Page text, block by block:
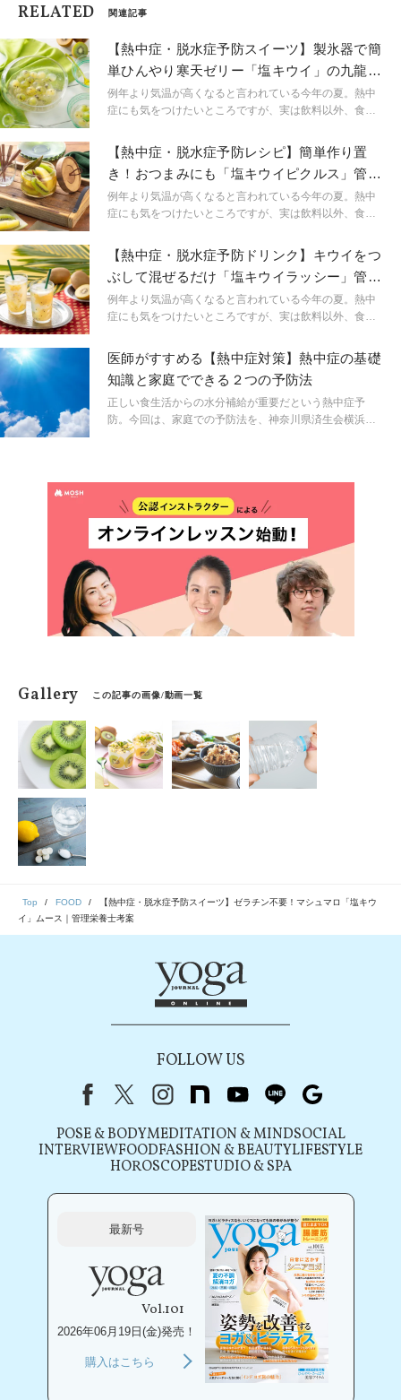
RELATED 関連記事
【熱中症・脱水症予防スイーツ】製氷器で簡
単ひんやり寒天ゼリー「塩キウイ」の九龍球
｜管理栄養士考案
例年より気温が高くなると言われている今年の夏。熱中
症にも気をつけたいところですが、実は飲料以外、食事
スプリ・プレスセミナーから、管理栄養士、菓子・料理
研究家のShie先生に、水分補給を意識したヘルシーな“塩
キウイ”レシピを教えていただきました。今年のキウイは
大玉が多く、甘くて食べ応えたっぷり！子どもと一緒に
簡単に作れる塩キウイレシピで猛暑を乗り切って。
【熱中症・脱水症予防レシピ】簡単作り置
き！おつまみにも「塩キウイピクルス」管理
栄養士考案
例年より気温が高くなると言われている今年の夏。熱中
症にも気をつけたいところですが、実は飲料以外、食事
スプリ・プレスセミナーから、管理栄養士、菓子・料理
研究家のShie先生に、水分補給を意識したヘルシーな“塩
キウイ”レシピを教えていただきました。今年のキウイは
大玉が多く、甘くて食べ応えたっぷり！簡単に作れる塩
キウイレシピで猛暑を乗り切って。
【熱中症・脱水症予防ドリンク】キウイをつ
ぶして混ぜるだけ「塩キウイラッシー」管理
栄養士考案
例年より気温が高くなると言われている今年の夏。熱中
症にも気をつけたいところですが、実は飲料以外、食事
スプリ・プレスセミナーから、管理栄養士、菓子・料理
研究家のShie先生に、水分補給を意識したヘルシーな“塩
キウイ”レシピを教えていただきました。今年のキウイは
大玉が多く、甘くて食べ応えたっぷり！子どもと一緒に
簡単に作れる塩キウイレシピで猛暑を乗り切って。
医師がすすめる【熱中症対策】熱中症の基礎
知識と家庭でできる２つの予防法
正しい食生活からの水分補給が重要だという熱中症予
防。今回は、家庭での予防法を、神奈川県済生会横浜市
Gallery この記事の画像/動画一覧
Top FOOD
【熱中症・脱水症予防スイーツ】ゼラチン不要！マシュマロ「塩キウ
イ」ムース｜管理栄養士考案
FOLLOW US
FacebookX（旧Twitter）
instagram
note youtubeline
POSE & BODYMEDITATION & MINDSOCIAL
INTERVIEWFOODFASHION & BEAUTYLIFESTYLE
HOROSCOPESTUDIO & SPA
最新号
Vol.101
2026年06月19日(金)発売！
購入はこちら